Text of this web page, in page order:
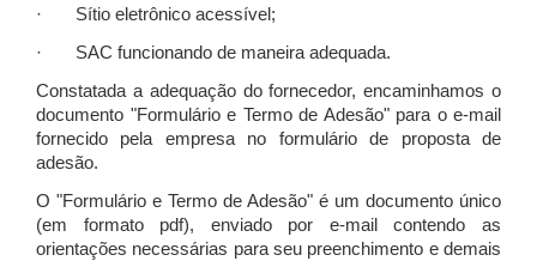
· Sítio eletrônico acessível;
· SAC funcionando de maneira adequada.
Constatada a adequação do fornecedor, encaminhamos o
documento "Formulário e Termo de Adesão" para o e-mail
fornecido pela empresa no formulário de proposta de
adesão.
O "Formulário e Termo de Adesão" é um documento único
(em formato pdf), enviado por e-mail contendo as
orientações necessárias para seu preenchimento e demais